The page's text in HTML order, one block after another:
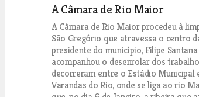
A Câmara de Rio Maior
A Câmara de Rio Maior procedeu à
São Gregório que atravessa o centro
presidente do município, Filipe Santana
acompanhou o desenrolar dos
decorreram entre o Estádio Municipal
Varandas do Rio, onde se liga ao rio